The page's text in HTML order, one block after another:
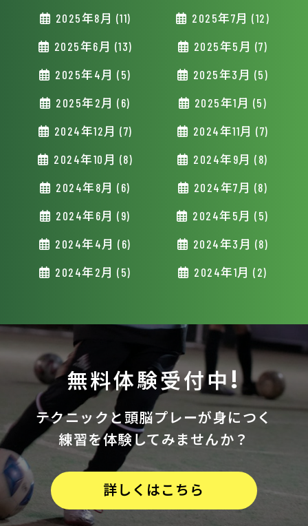
2025年8月 (11) 2025年7月 (12)
2025年6月 (13) 2025年5月 (7)
2025年4月 (5) 2025年3月 (5)
2025年2月 (6) 2025年1月 (5)
2024年12月 (7) 2024年11月 (7)
2024年10月 (8) 2024年9月 (8)
2024年8月 (6) 2024年7月 (8)
2024年6月 (9) 2024年5月 (5)
2024年4月 (6) 2024年3月 (8)
2024年2月 (5) 2024年1月 (2)
無料体験受付中!
テクニックと 頭脳プレーが身につく
練習を体験してみませんか？
詳しくはこちら